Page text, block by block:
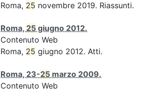
Roma, 25 novembre 2019. Riassunti.
Roma, 25 giugno 2012.
Contenuto Web
Roma, 25 giugno 2012. Atti.
Roma, 23-25 marzo 2009.
Contenuto Web